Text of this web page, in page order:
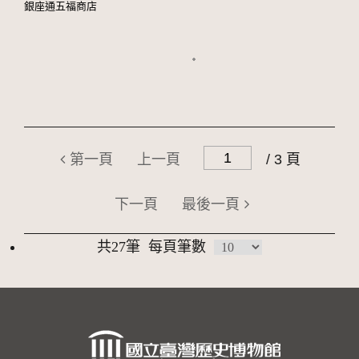
銀座通五福商店
第一頁 上一頁 / 3 頁
下一頁 最後一頁
共27筆 每頁筆數